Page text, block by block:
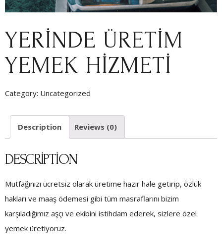
YERINDE ÜRETIM
YEMEK HIZMETI
Category: Uncategorized
Description Reviews (0)
DESCRIPTION
Mutfağınızı ücretsiz olarak üretime hazır hale getirip, özlük
hakları ve maaş ödemesi gibi tüm masraflarını bizim
karşıladığımız aşçı ve ekibini istihdam ederek, sizlere özel
yemek üretiyoruz.